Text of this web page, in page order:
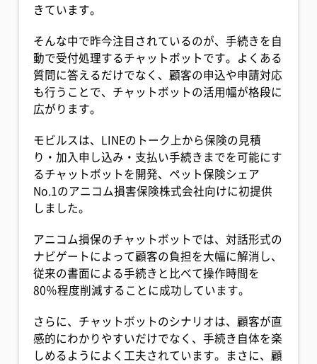
きています。
そんな中で昨今注目されているのが、手続きを自
動で受付処理するチャットボットです。よくある
質問に答えるだけでなく、顧客の申込や申請対応
も行うことで、チャットボットの活用幅が格段に
広がります。
モビルスは、LINEのトーク上から保険の見積
り・加入申し込み・支払い手続きまでを可能にす
るチャットボットを開発、ペット保険シェア
No.1のアニコム損害保険株式会社向けに初提供
しました。
アニコム損保のチャットボットでは、対話形式の
ナビゲートによって顧客の負担を大幅に解消し、
従来の書面による手続きと比べて操作時間を
80％程度削減することに成功しています。
さらに、チャットボットのシナリオは、顧客が直
感的にわかりやすいだけでなく、手続き自体を楽
しめるようによく工夫されています。まさに、顧